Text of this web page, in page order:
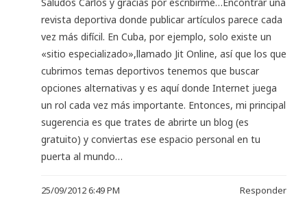
revista deportiva donde publicar artículos parece cada
vez más difícil. En Cuba, por ejemplo, solo existe un
«sitio especializado»,llamado Jit Online, así que los que
cubrimos temas deportivos tenemos que buscar
opciones alternativas y es aquí donde Internet juega
un rol cada vez más importante. Entonces, mi principal
sugerencia es que trates de abrirte un blog (es
gratuito) y conviertas ese espacio personal en tu
puerta al mundo…
25/09/2012 6:49 PM Responder